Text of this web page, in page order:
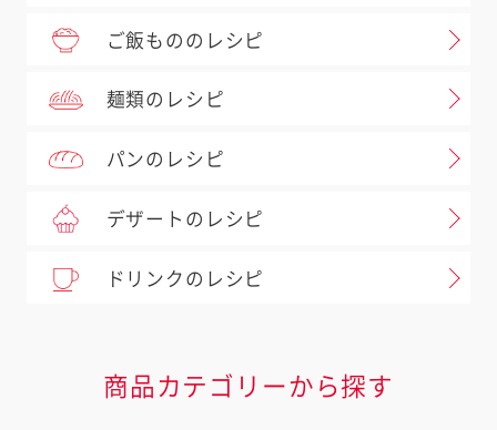
ご飯もののレシピ
麺類のレシピ
パンのレシピ
デザートのレシピ
ドリンクのレシピ
商品カテゴリーから探す